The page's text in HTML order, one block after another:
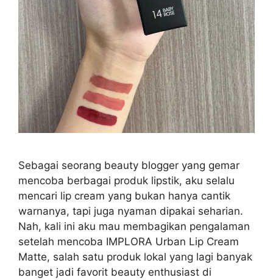
Sebagai seorang beauty blogger yang gemar
mencoba berbagai produk lipstik, aku selalu
mencari lip cream yang bukan hanya cantik
warnanya, tapi juga nyaman dipakai seharian.
Nah, kali ini aku mau membagikan pengalaman
setelah mencoba IMPLORA Urban Lip Cream
Matte, salah satu produk lokal yang lagi banyak
banget jadi favorit beauty enthusiast di